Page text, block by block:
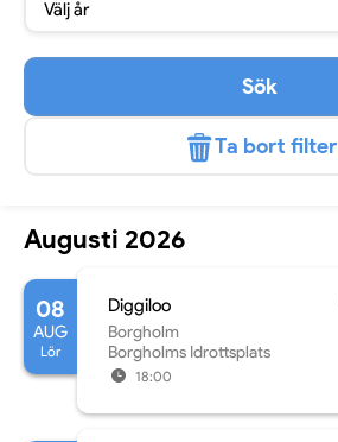
Välj år
Sök
Ta bort filter
Augusti 2026
08
AUG
Lör
Diggiloo
Borgholm
Borgholms Idrottsplats
18:00